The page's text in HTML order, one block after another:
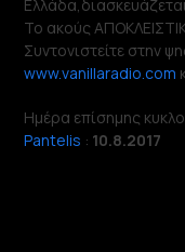
Το ακούς
Συντονιστείτε στην
www.vanillaradio.com
Ημέρα επίσημης
Pantelis : 10.8.2017